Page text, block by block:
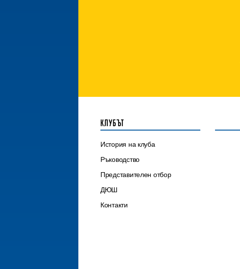
КЛУБЪТ
История на клуба
Ръководство
Представителен отбор
ДЮШ
Контакти